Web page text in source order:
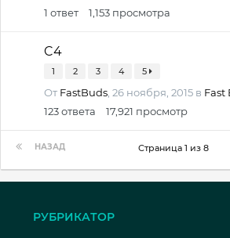
1 ответ 1,153 просмотра
C4
1 2 3 4 5
От FastBuds 26 ноября, 2015 в Fast
123ответа 17,921 просмотр
НАЗАД Страница 1 из 8
РУБРИКАТОР